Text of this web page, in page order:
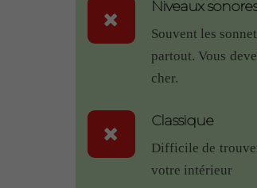
Plusieurs choix de
A voir dans le
Gerber– 28 mai
fonctionne à
Envoi très
que c’est pas
De nombreuses
Niveaux
Souvent les
partout. Vous
cher.
Classique
Difficile de
votre intérieur